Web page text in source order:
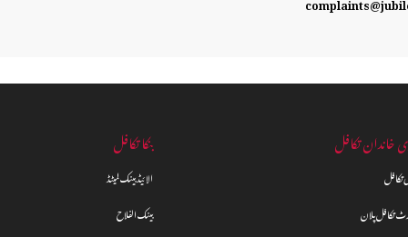
خاندان تکافل
تکافل
تکافل پلان
بنکا تکافل
الائیڈ بینک لمیٹڈ
بینک الفلاح